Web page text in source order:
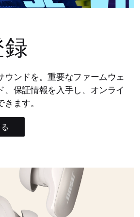
ウンドを。重要なファームウェ
、保証情報を入手し、オンライ
ます。